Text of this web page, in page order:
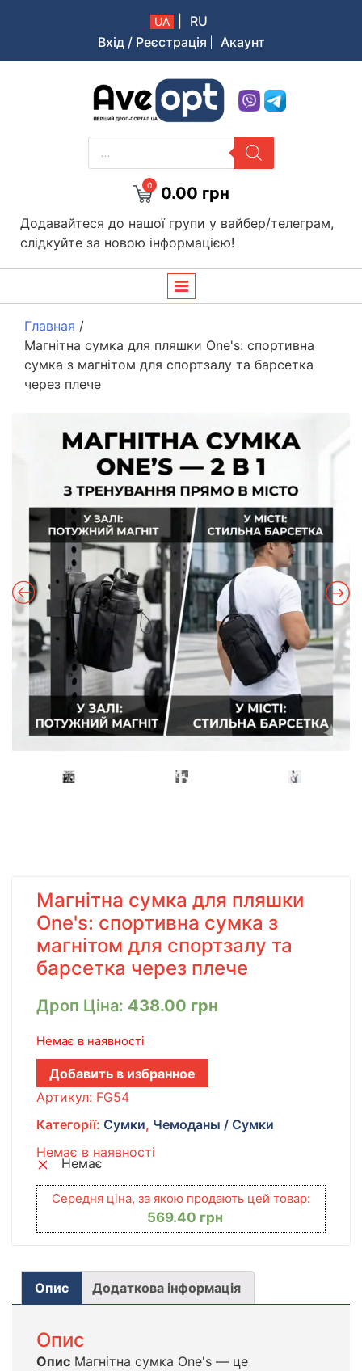
UA
RU
Вхід / Реєстрація
Акаунт
Aveopt – оптова дропшипінг платформа в Україні
PRODUCTS
SEARCH
0 0.00 грн
Додавайтеся до нашої групи у вайбер/телеграм,
слідкуйте за новою інформацією!
Главная /
Магнітна сумка для пляшки One's: спортивна
сумка з магнітом для спортзалу та барсетка
через плече
Магнітна сумка для пляшки
One's: спортивна сумка з
магнітом для спортзалу та
барсетка через плече
Дроп Ціна: 438.00 грн
Немає в наявності
Добавить в избранное
Артикул: FG54
Категорії: Сумки, Чемоданы / Сумки
Немає в наявності
Немає
Середня ціна, за якою продають цей товар:
569.40 грн
Опис Додаткова інформація
Опис
Опис Магнітна сумка One's — це